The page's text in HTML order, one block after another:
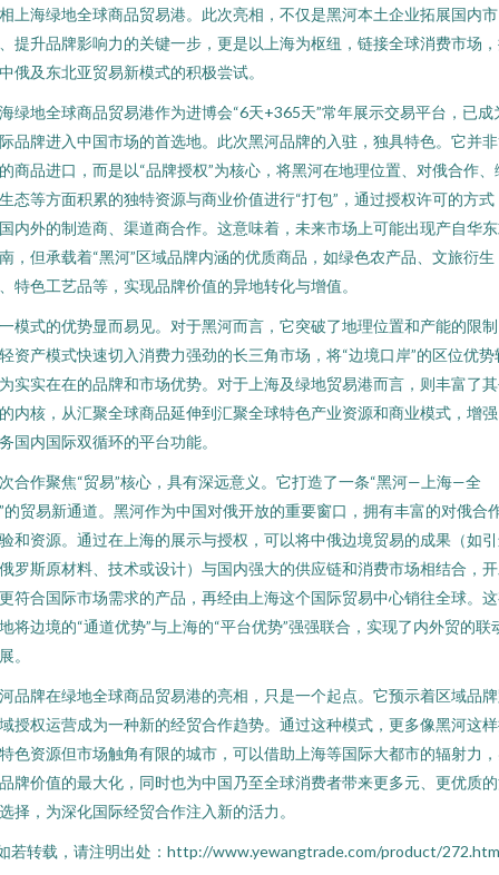
上海绿地全球商品贸易港。此次亮相，不仅是黑河本土企业拓展国内市
提升品牌影响力的关键一步，更是以上海为枢纽，链接全球消费市场
俄及东北亚贸易新模式的积极尝试。
绿地全球商品贸易港作为进博会“6天+365天”常年展示交易平台，已成
品牌进入中国市场的首选地。此次黑河品牌的入驻，独具特色。它并
商品进口，而是以“品牌授权”为核心，将黑河在地理位置、对俄合作、
态等方面积累的独特资源与商业价值进行“打包”，通过授权许可的方式
内外的制造商、渠道商合作。这意味着，未来市场上可能出现产自华
，但承载着“黑河”区域品牌内涵的优质商品，如绿色农产品、文旅衍生
特色工艺品等，实现品牌价值的异地转化与增值。
模式的优势显而易见。对于黑河而言，它突破了地理位置和产能的限
资产模式快速切入消费力强劲的长三角市场，将“边境口岸”的区位优势
实实在在的品牌和市场优势。对于上海及绿地贸易港而言，则丰富了
内核，从汇聚全球商品延伸到汇聚全球特色产业资源和商业模式，增
国内国际双循环的平台功能。
合作聚焦“贸易”核心，具有深远意义。它打造了一条“黑河—上海—全
的贸易新通道。黑河作为中国对俄开放的重要窗口，拥有丰富的对俄合
和资源。通过在上海的展示与授权，可以将中俄边境贸易的成果（如
罗斯原材料、技术或设计）与国内强大的供应链和消费市场相结合，
符合国际市场需求的产品，再经由上海这个国际贸易中心销往全球。
将边境的“通道优势”与上海的“平台优势”强强联合，实现了内外贸的联
。
品牌在绿地全球商品贸易港的亮相，只是一个起点。它预示着区域品
授权运营成为一种新的经贸合作趋势。通过这种模式，更多像黑河这
色资源但市场触角有限的城市，可以借助上海等国际大都市的辐射力
牌价值的最大化，同时也为中国乃至全球消费者带来更多元、更优质
择，为深化国际经贸合作注入新的活力。
若转载，请注明出处：http://www.yewangtrade.com/product/